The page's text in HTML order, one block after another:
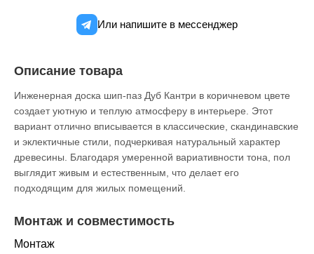
Или напишите в мессенджер
Описание товара
Инженерная доска шип-паз Дуб Кантри в коричневом цвете
создает уютную и теплую атмосферу в интерьере. Этот
вариант отлично вписывается в классические, скандинавские
и эклектичные стили, подчеркивая натуральный характер
древесины. Благодаря умеренной вариативности тона, пол
выглядит живым и естественным, что делает его
подходящим для жилых помещений.
Монтаж и совместимость
Монтаж